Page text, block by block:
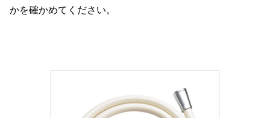
かを確かめてください。